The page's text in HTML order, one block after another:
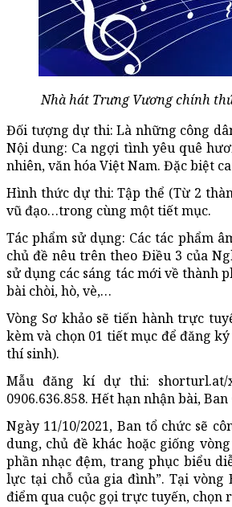
Nhà hát Trưng Vương chính
Đối tượng dự thi: Là những công
Nội dung: Ca ngợi tình yêu quê
nhiên, văn hóa Việt Nam. Đặc biệt
Hình thức dự thi: Tập thể (Từ 2
vũ đạo…trong cùng một tiết mục.
Tác phẩm sử dụng: Các tác phẩm
chủ đề nêu trên theo Điều 3 của
sử dụng các sáng tác mới về thành
bài chòi, hò, vè,…
Vòng Sơ khảo sẽ tiến hành trực
kèm và chọn 01 tiết mục để đăng
thí sinh).
Mẫu đăng kí dự thi:
0906.636.858. Hết hạn nhận bài,
Ngày 11/10/2021, Ban tổ chức sẽ
dung, chủ đề khác hoặc giống
phần nhạc đệm, trang phục biểu
lực tại chỗ của gia đình”. Tại
điểm qua cuộc gọi trực tuyến, chọn